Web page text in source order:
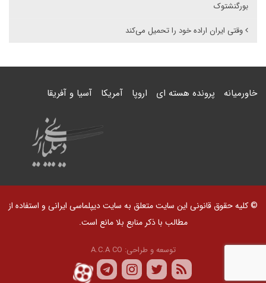
بورگنشتوک
وقتی ایران اراده خود را تحمیل می‌کند
خاورمیانه پرونده هسته ای اروپا آمریکا آسیا و آفریقا
© کلیه حقوق قانونی این سایت متعلق به سایت دیپلماسی ایرانی و استفاده از
مطالب با ذکر منابع بلا مانع است.
توسعه و طراحی: A.C.A CO